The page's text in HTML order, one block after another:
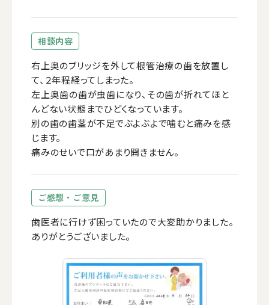
相談内容
右上奥のブリッジを外して根管治療の歯を放置し
て、２年程経ってしまった。
左上奥歯の歯が虫歯になり、その歯が折れてほと
んどない状態までひどくなっています。
別の歯の歯茎が不足でぶよぶよで噛むと痛みを感
じます。
痛みのせいで口があまり開きません。
ご感想・ご意見
歯医者に行けず困っていたので大変助かりました。
ありがとうございました。